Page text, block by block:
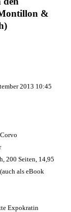
&
2013 10:45
200 Seiten, 14,95
als eBook
Expokratin